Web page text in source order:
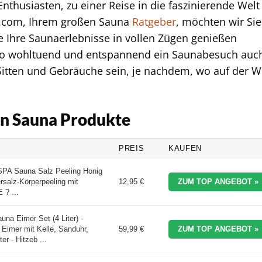
zu einer Reise in die faszinierende Welt
Ihrem großen Sauna Ratgeber, möchten wir Sie
Saunaerlebnisse in vollen Zügen genießen
wohltuend und entspannend ein Saunabesuch
und Gebräuche sein, je nachdem, wo auf der
Sauna Produkte
PREIS KAUFEN
Sauna Salz Peeling Honig
Körperpeeling mit
? ...
12,95 € ZUM TOP ANGEBOT »
Eimer Set (4 Liter) -
mit Kelle, Sanduhr,
- Hitzeb ...
59,99 € ZUM TOP ANGEBOT »